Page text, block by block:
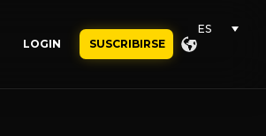
LOGIN SUSCRIBIRSE
ES